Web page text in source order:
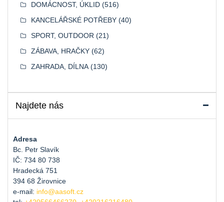
DOMÁCNOST, ÚKLID (516)
KANCELÁŘSKÉ POTŘEBY (40)
SPORT, OUTDOOR (21)
ZÁBAVA, HRAČKY (62)
ZAHRADA, DÍLNA (130)
Najdete nás
Adresa
Bc. Petr Slavík
IČ: 734 80 738
Hradecká 751
394 68 Žirovnice
e-mail: info@aasoft.cz